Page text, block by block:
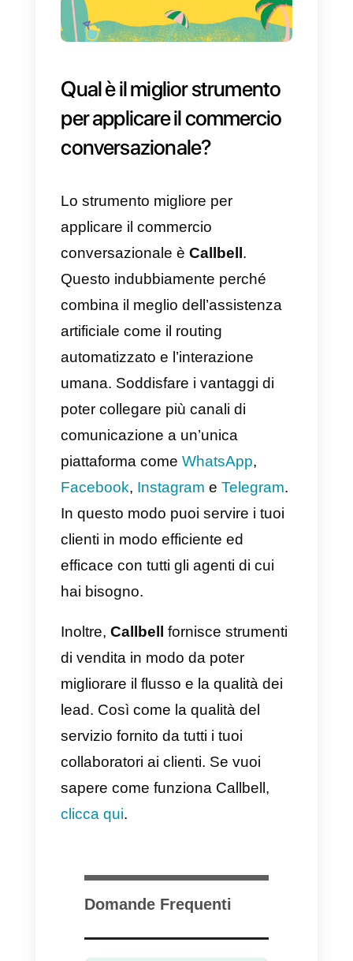
umano a uno artificiale. Ed è qui
della tua azienda nei confronti del
cliente.
essere combinare tra interazione
umana ebot, creando un routing
automatico che reindirizza il
cliente esattamente dove deve
andare, un ottimo esempio è
Callbell. L’intelligenza artificiale e
botsono generalmente utilizzati
dalle grandi aziende che devono
mantenere la stessa qualità del
servizio clienti su tutti i canali.
Ichatbotsono prevedibili e
convenienti, ma sono anche
limitati e pericolosi. La chiave del
commercio conversazionale e
suoi vantaggi sono associati
soprattutto all’interazione umana
e alle differenze che comporta
quando si tratta di concludere
vendita e creare connessioni
significative con i clienti.